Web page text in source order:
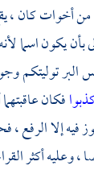
كان ،
يكون اسما
البر
فكان
فيه إلا الرفع
، وعليه أكثر